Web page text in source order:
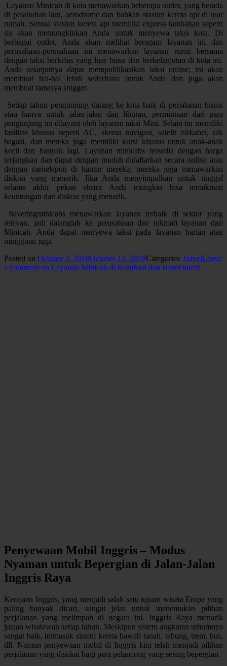
Layanan Minicab di kota menawarkan beberapa outlet, yang berada
di pelabuhan laut, aerodrome dan bahkan stasiun kereta api di luar
rumah. Semua stasiun kereta api memiliki express tambahan seperti
itu akan memungkinkan Anda untuk menyewa taksi kota. Di
berbagai outlet, Anda akan melihat beragam layanan ini dan
perusahaan-perusahaan ini menawarkan layanan rumit bersama
dengan taksi berkelas yang luar biasa dan berkelanjutan di kota ini.
Anda selanjutnya dapat mempublikasikan taksi online; ini akan
membuat hal-hal lebih sederhana untuk Anda dan juga akan
membuat tamasya snigger.
Setiap tahun pengunjung datang ke kota baik di perjalanan bisnis
atau hanya untuk jalan-jalan dan liburan, permintaan dari para
pengunjung ini dilayani oleh layanan taksi Mini. Selain itu memiliki
fasilitas khusus seperti AC, skema navigasi, satelit nirkabel, rak
bagasi, dan mereka juga memiliki kursi khusus untuk anak-anak
kecil dan banyak lagi. Layanan minicabs tersedia dengan harga
terjangkau dan dapat dengan mudah didaftarkan secara online atau
dengan menelepon di kantor mereka; mereka juga menawarkan
diskon yang menarik. Jika Anda menyimpulkan untuk tinggal
selama akhir pekan ekstra Anda mungkin bisa menikmati
keuntungan dari diskon yang menarik.
haveringminicabs menawarkan layanan terbaik di sektor yang
relevan, jadi datanglah ke perusahaan dan nikmati layanan dari
Minicab. Anda dapat menyewa taksi pada layanan harian atau
mingguan juga.
Posted on October 3, 2018October 12, 2018Categories TravelLeave
a comment on Layanan Minicab di Romford dan Hornchurch
Penyewaan Mobil Inggris – Modus
Nyaman untuk Bepergian di Jalan-Jalan
Inggris Raya
Kerajaan Inggris, yang menjadi salah satu tujuan wisata Eropa yang
paling banyak dicari, sangat jelas untuk menemukan pilihan
perjalanan yang melimpah di negara ini. Inggris Raya menarik
jutaan wisatawan setiap tahun. Meskipun sistem angkutan umumnya
sangat baik, termasuk sistem kereta bawah tanah, tabung, trem, bus,
dll. Namun penyewaan mobil di Inggris kini telah menjadi pilihan
perjalanan yang disukai bagi para pelancong yang sering bepergian.